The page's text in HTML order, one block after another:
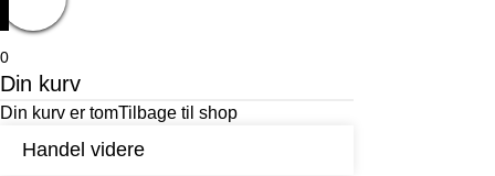
0
Din kurv
Din kurv er tomTilbage til shop
Handel videre